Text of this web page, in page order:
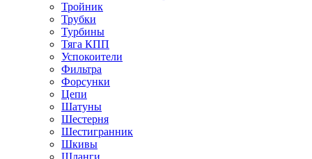
Тройник
Трубки
Турбины
Тяга КПП
Успокоители
Фильтра
Форсунки
Цепи
Шатуны
Шестерня
Шестигранник
Шкивы